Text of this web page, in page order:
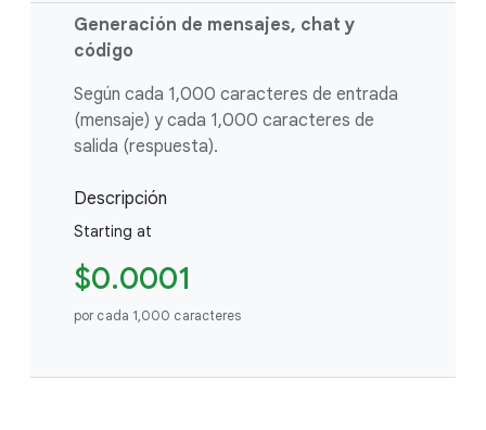
Generación de mensajes, chat y
código
Según cada 1,000 caracteres de entrada
(mensaje) y cada 1,000 caracteres de
salida (respuesta).
Descripción
Starting at
$0.0001
por cada 1,000 caracteres